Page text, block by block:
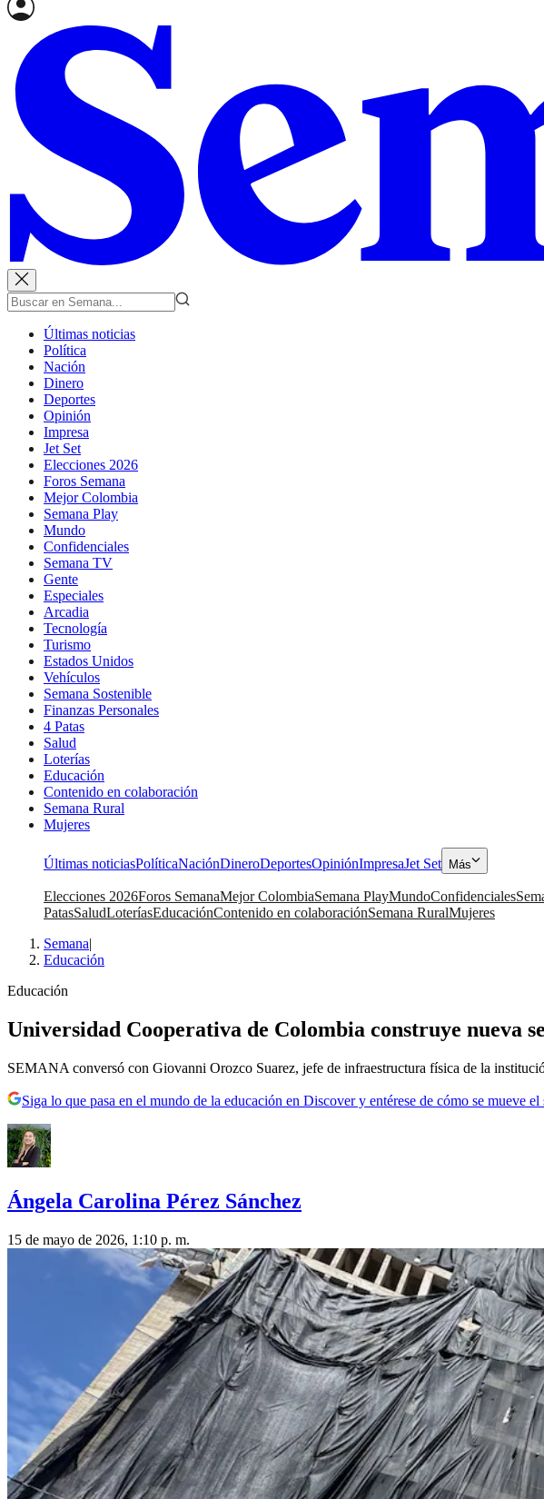
Últimas noticias
Política
Nación
Dinero
Deportes
Opinión
Impresa
Jet Set
Elecciones 2026
Foros Semana
Mejor Colombia
Semana Play
Mundo
Confidenciales
Semana TV
Gente
Especiales
Arcadia
Tecnología
Turismo
Estados Unidos
Vehículos
Semana Sostenible
Finanzas Personales
4 Patas
Salud
Loterías
Educación
Contenido en colaboración
Semana Rural
Mujeres
Últimas noticiasPolíticaNaciónDineroDeportesOpiniónImpresaJet Set Más
Elecciones 2026Foros SemanaMejor ColombiaSemana PlayMundoConfidenciales
PatasSaludLoteríasEducaciónContenido en colaboraciónSemana RuralMujeres
Semana|
Educación
Educación
Universidad Cooperativa de Colombia construye nueva
SEMANA conversó con Giovanni Orozco Suarez, jefe de infraestructura física de la
Siga lo que pasa en el mundo de la educación en Discover y entérese de cómo se mueve el
Ángela Carolina Pérez Sánchez
15 de mayo de 2026, 1:10 p. m.